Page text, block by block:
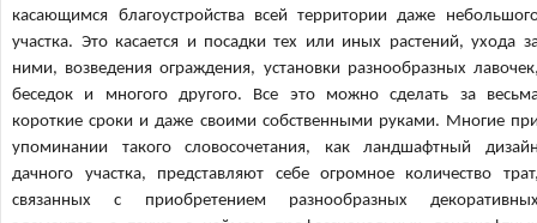
касающимся благоустройства всей территории даже
участка. Это касается и посадки тех или иных растений, ухода
ними, возведения ограждения, установки разнообразных
беседок и многого другого. Все это можно сделать за
короткие сроки и даже своими собственными руками. Многие
упоминании такого словосочетания, как ландшафтный
дачного участка, представляют себе огромное количество
связанных с приобретением разнообразных